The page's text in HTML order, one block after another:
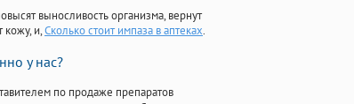
выносливость организма, вернут
кожу, и,Сколько стоит импаза в аптеках.
у нас?
по продаже препаратов